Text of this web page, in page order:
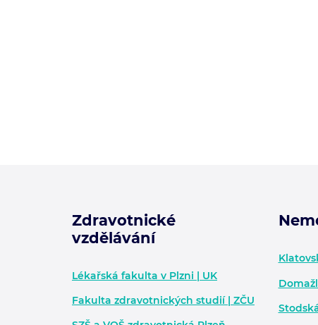
Zápatí - další informace
Zdravotnické
vzdělávání
Lékařská fakulta v Plzni | UK
Fakulta zdravotnických studií | ZČU